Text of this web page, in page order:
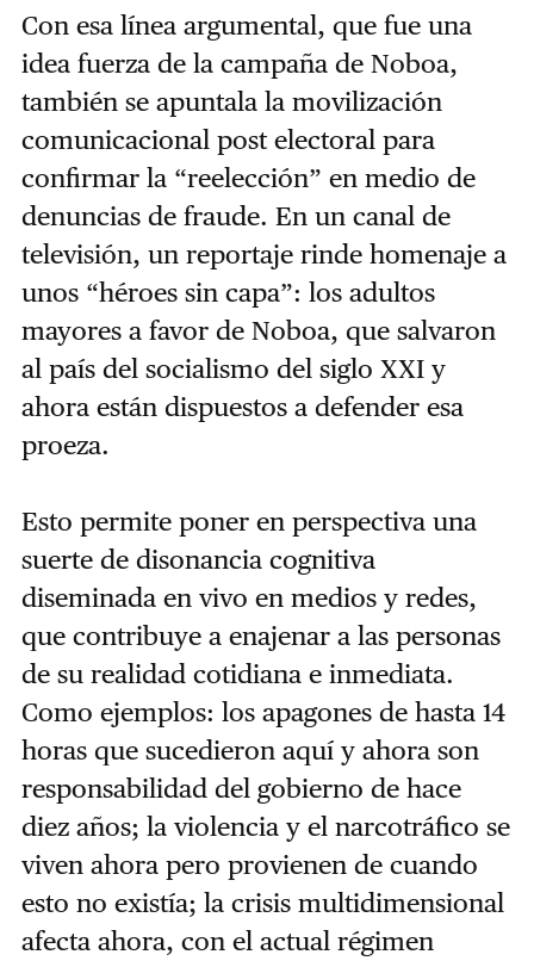
Con esa línea argumental, que fue una
idea fuerza de la campaña de Noboa,
también se apuntala la movilización
comunicacional post electoral para
confirmar la “reelección” en medio de
denuncias de fraude. En un canal de
televisión, un reportaje rinde homenaje a
unos “héroes sin capa”: los adultos
mayores a favor de Noboa, que salvaron
al país del socialismo del siglo XXI y
ahora están dispuestos a defender esa
proeza.
Esto permite poner en perspectiva una
suerte de disonancia cognitiva
diseminada en vivo en medios y redes,
que contribuye a enajenar a las personas
de su realidad cotidiana e inmediata.
Como ejemplos: los apagones de hasta 14
horas que sucedieron aquí y ahora son
responsabilidad del gobierno de hace
diez años; la violencia y el narcotráfico se
viven ahora pero provienen de cuando
esto no existía; la crisis multidimensional
afecta ahora, con el actual régimen